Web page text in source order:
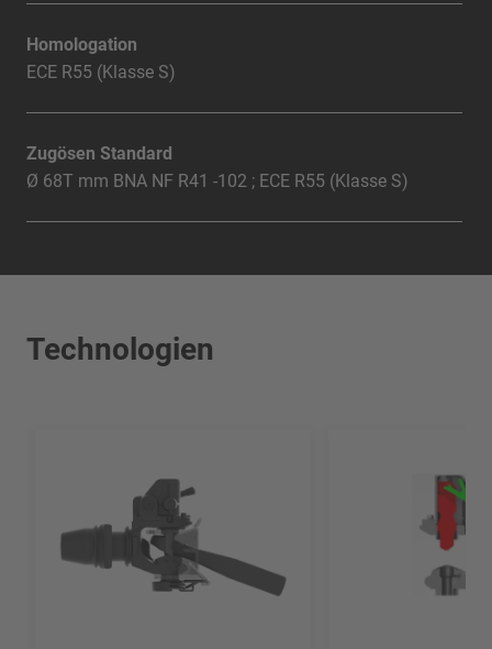
Homologation
ECE R55 (Klasse S)
Zugösen Standard
Ø 68T mm BNA NF R41 -102 ; ECE R55 (Klasse S)
Technologien